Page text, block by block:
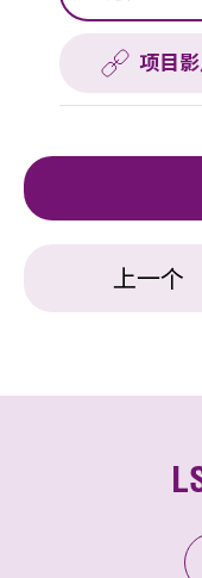
项目
上一个